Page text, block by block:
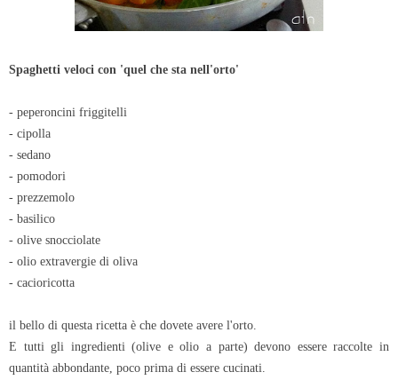
Spaghetti veloci con 'quel che sta nell'orto'
- peperoncini friggitelli
- cipolla
- sedano
- pomodori
- prezzemolo
- basilico
- olive snocciolate
- olio extravergie di oliva
- cacioricotta
il bello di questa ricetta è che dovete avere l'orto.
E tutti gli ingredienti (olive e olio a parte) devono essere raccolte in
quantità abbondante, poco prima di essere cucinati.